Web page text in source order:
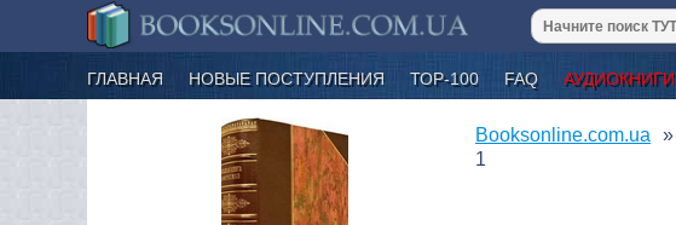
ГЛАВНАЯ НОВЫЕ ПОСТУПЛЕНИЯ ТОР-100 FAQ АУДИОКНИГИ
Booksonline.com.ua
1